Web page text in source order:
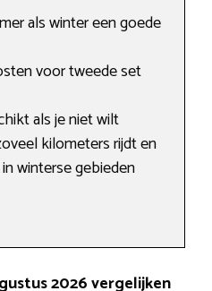
als winter een goede
voor tweede set
als je niet wilt
kilometers rijdt en
winterse gebieden
2026 vergelijken